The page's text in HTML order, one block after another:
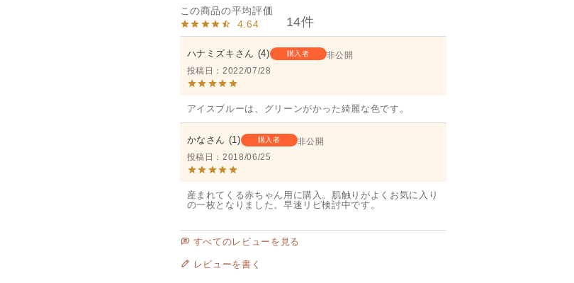
4.64 14
ハナミズキ 4 購入者
非公開
投稿日
2022/07/28
アイスブルーは、グリーンがかった綺麗な色です。
かな 1 購入者
非公開
投稿日
2018/06/25
産まれてくる赤ちゃん用に購入。肌触りがよくお気に入り
の一枚となりました。早速リピ検討中です。
すべてのレビューを見る
レビューを書く